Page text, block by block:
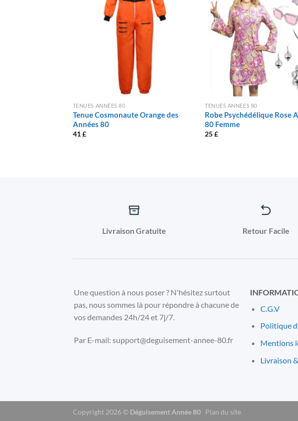
TENUES ANNÉES 80
Tenue Cosmonaute Orange des
Années 80
41£
TENUES ANNÉES 80
Robe Psychédélique Rose
80 Femme
25£
Livraison Gratuite Retour Facile
Une question à nous poser ? N'hésitez surtout
pas, nous sommes là pour répondre à chacune de
vos demandes 24h/24 et 7j/7.
Par E-mail: support@deguisement-annee-80.fr
C.G.V
Politique
Mentions l
Livraison
Copyright 2026 © Déguisement Année 80 Plan du site